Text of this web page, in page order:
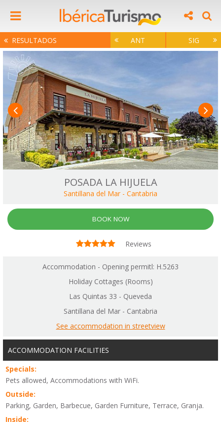
RESULTADOS ANT SIG
POSADA LA HIJUELA
Santillana del Mar - Cantabria
BOOK NOW
Reviews
Accommodation - Opening permitl: H.5263
Holiday Cottages (Rooms)
Las Quintas 33 - Queveda
Santillana del Mar - Cantabria
See accommodation in streetview
ACCOMMODATION FACILITIES
Specials:
Pets allowed, Accommodations with WiFi.
Outside:
Parking, Garden, Barbecue, Garden Furniture, Terrace, Granja.
Inside: